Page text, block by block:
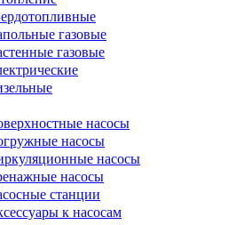
газовые
газовые
насосы
насосы
насосы
насосы
станции
к насосам